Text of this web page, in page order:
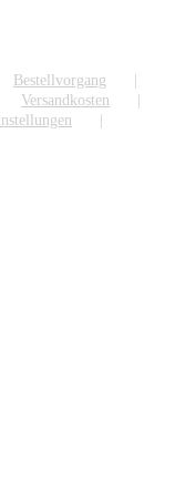
Bestellvorgang
Versandkosten